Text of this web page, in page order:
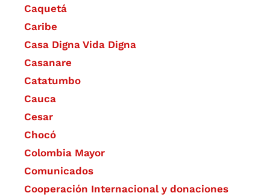
Caquetá
Caribe
Casa Digna Vida Digna
Casanare
Catatumbo
Cauca
Cesar
Chocó
Colombia Mayor
Comunicados
Cooperación Internacional y donaciones